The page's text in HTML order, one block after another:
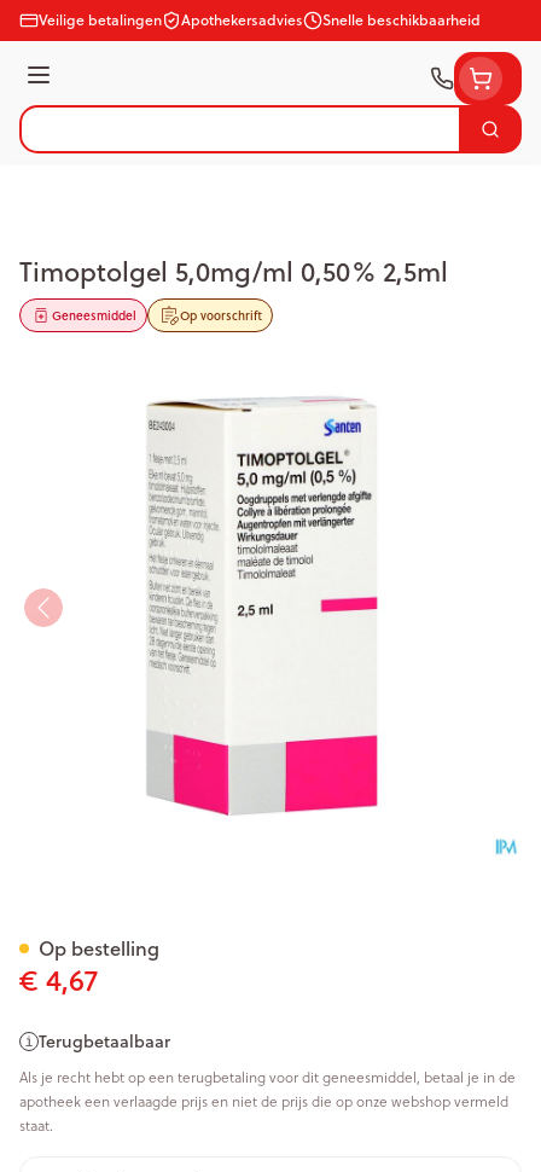
Ga naar de inhoud
Veilige betalingen Apothekersadvies Snelle beschikbaarheid
Menu
Product, merk, categorie...
Zoek
Timoptolgel 5,0mg/ml 0,50% 2,5ml
Op voorschrift
Geneesmiddel
€ 4,67
Terugbetaalbaar
Als je recht hebt op een terugbetaling voor dit geneesmiddel, betaal je in de
apotheek een verlaagde prijs en niet de prijs die op onze webshop vermeld
staat.
Op bestelling